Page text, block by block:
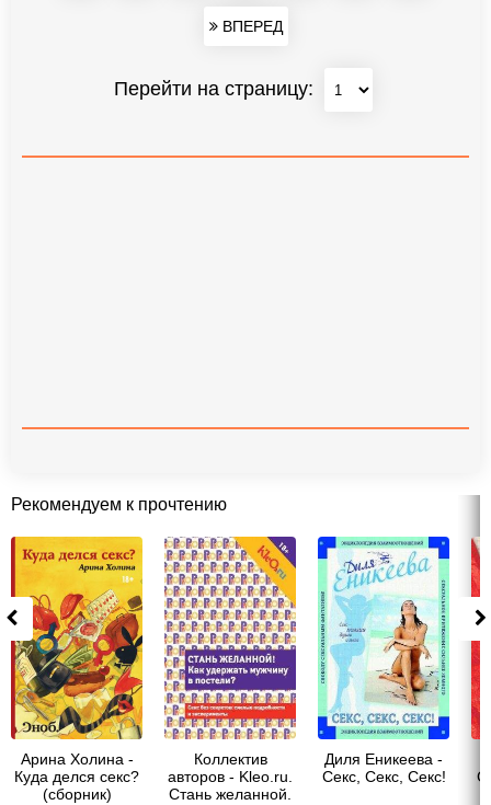
ВПЕРЕД
Перейти на страницу:
Рекомендуем к прочтению
Арина Холина -
Куда делся секс?
(сборник)
Коллектив
авторов - Kleo.ru.
Стань желанной.
Диля Еникеева -
Секс, Секс, Секс!